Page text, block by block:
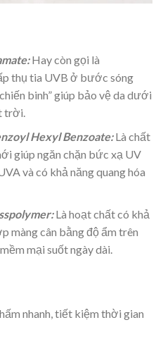
Hay còn gọi là
thụ tia UVB ở bước sóng
binh” giúp bảo vệ da dưới
trời.
Hexyl Benzoate:Là chất
giúp ngăn chặn bức xạ UV
và có khả năng quang hóa
Là hoạt chất có khả
màng cân bằng độ ẩm trên
mại suốt ngày dài.
nhanh, tiết kiệm thời gian